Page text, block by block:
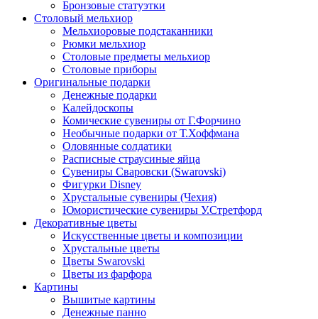
Бронзовые статуэтки
Столовый мельхиор
Мельхиоровые подстаканники
Рюмки мельхиор
Столовые предметы мельхиор
Столовые приборы
Оригинальные подарки
Денежные подарки
Калейдоскопы
Комические сувениры от Г.Форчино
Необычные подарки от Т.Хоффмана
Оловянные солдатики
Расписные страусиные яйца
Сувениры Сваровски (Swarovski)
Фигурки Disney
Хрустальные сувениры (Чехия)
Юмористические сувениры У.Стретфорд
Декоративные цветы
Искусственные цветы и композиции
Хрустальные цветы
Цветы Swarovski
Цветы из фарфора
Картины
Вышитые картины
Денежные панно